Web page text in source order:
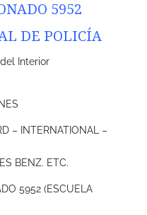
5952
DE POLICÍA
Interior
– INTERNATIONAL –
BENZ. ETC.
5952 (ESCUELA